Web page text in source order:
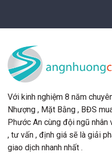
Với kinh nghiệm 8 năm
Nhượng , Mặt Bằng , BĐS
Phước An cùng đội ngũ
, tư vấn , định giá sẽ là giải
giao dịch nhanh nhất .